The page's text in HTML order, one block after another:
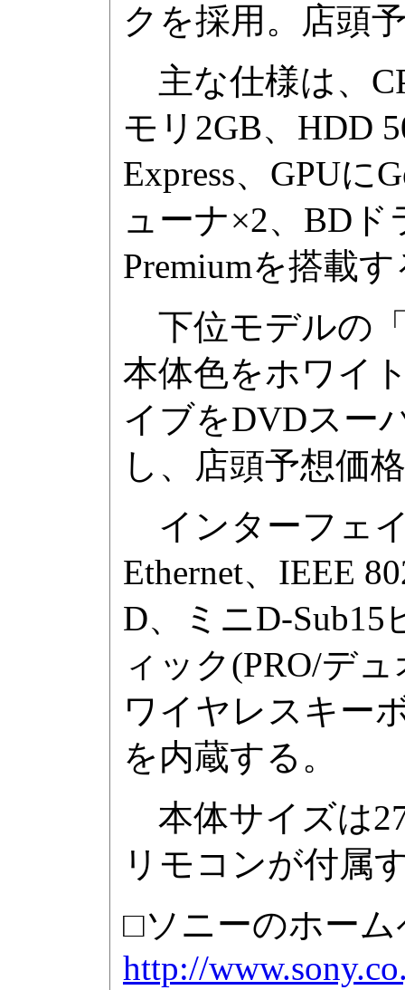
クを採用。店頭
主な仕様は、
モリ2GB、HDD
Express、GPUに
ューナ×2、BDド
Premiumを搭載
下位モデルの
本体色をホワイ
イブをDVDスー
し、店頭予想価
インターフェイ
Ethernet、IEEE
D、ミニD-
ィック(PRO/デ
ワイヤレスキー
を内蔵する。
本体サイズは
リモコンが付属
□ソニーのホーム
http://